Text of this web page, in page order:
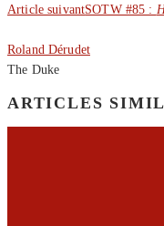
Article suivantSOTW #85 :
Roland Dérudet
The Duke
ARTICLES